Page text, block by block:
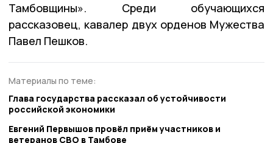
Тамбовщины». Среди обучающихся
рассказовец, кавалер двух орденов Мужества
Павел Пешков.
Материалы по теме:
Глава государства рассказал об устойчивости
российской экономики
Евгений Первышов провёл приём участников и
ветеранов СВО в Тамбове